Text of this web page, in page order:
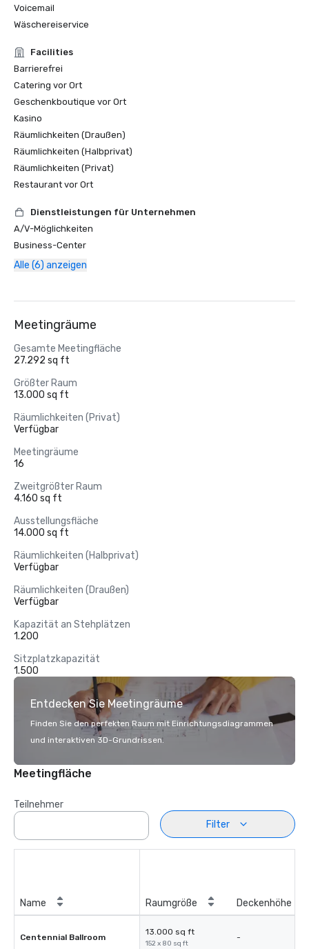
Voicemail
Wäschereiservice
Facilities
Barrierefrei
Catering vor Ort
Geschenkboutique vor Ort
Kasino
Räumlichkeiten (Draußen)
Räumlichkeiten (Halbprivat)
Räumlichkeiten (Privat)
Restaurant vor Ort
Dienstleistungen für Unternehmen
A/V-Möglichkeiten
Business-Center
Alle (6) anzeigen
Meetingräume
Gesamte Meetingfläche
27.292 sq ft
Größter Raum
13.000 sq ft
Räumlichkeiten (Privat)
Verfügbar
Meetingräume
16
Zweitgrößter Raum
4.160 sq ft
Ausstellungsfläche
14.000 sq ft
Räumlichkeiten (Halbprivat)
Verfügbar
Räumlichkeiten (Draußen)
Verfügbar
Kapazität an Stehplätzen
1.200
Sitzplatzkapazität
1.500
Entdecken Sie Meetingräume
Finden Sie den perfekten Raum mit Einrichtungsdiagrammen
und interaktiven 3D-Grundrissen.
Meetingfläche
Teilnehmer
Filter
Name Raumgröße Deckenhöhe
Centennial Ballroom
13.000 sq ft
152 x 80 sq ft
-